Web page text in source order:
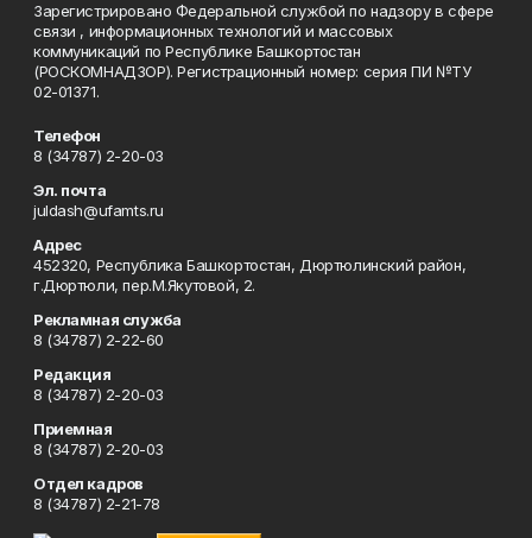
Зарегистрировано Федеральной службой по надзору в сфере
связи , информационных технологий и массовых
коммуникаций по Республике Башкортостан
(РОСКОМНАДЗОР). Регистрационный номер: серия ПИ №ТУ
02-01371.
Телефон
8 (34787) 2-20-03
Эл. почта
juldash@ufamts.ru
Адрес
452320, Республика Башкортостан, Дюртюлинский район,
г.Дюртюли, пер.М.Якутовой, 2.
Рекламная служба
8 (34787) 2-22-60
Редакция
8 (34787) 2-20-03
Приемная
8 (34787) 2-20-03
Отдел кадров
8 (34787) 2-21-78